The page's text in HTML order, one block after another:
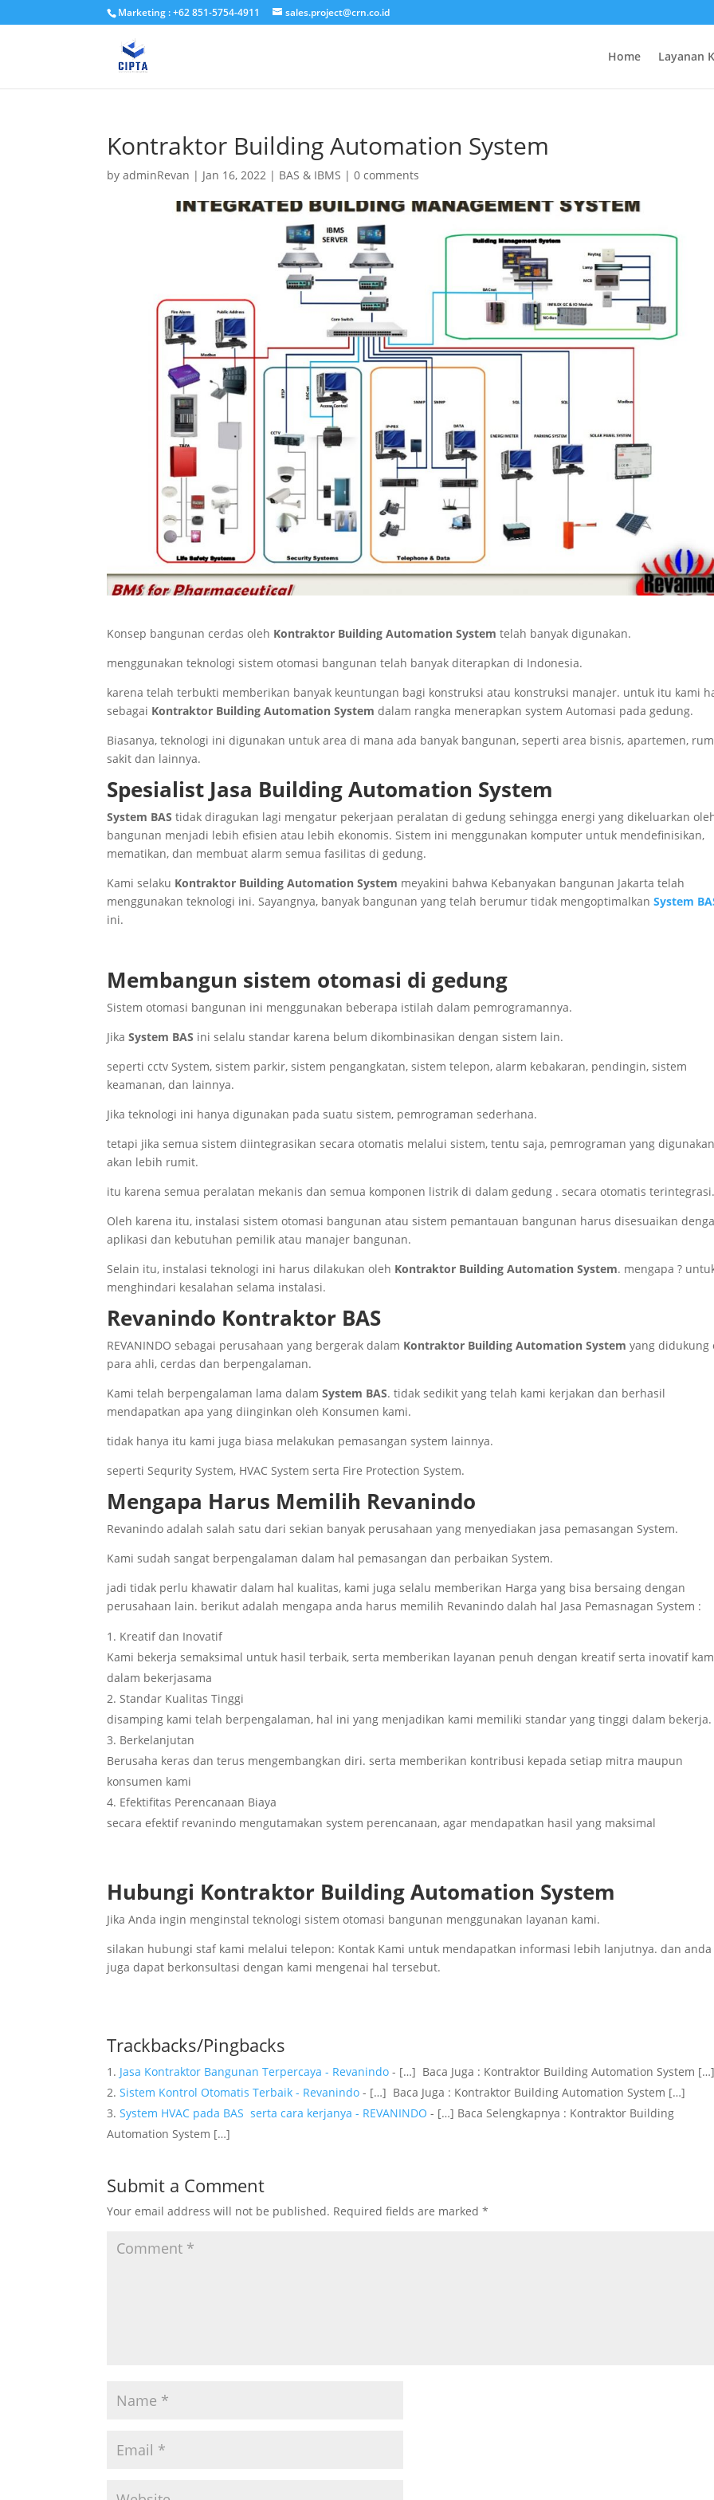
Marketing : +62 851-5754-4911 sales.project@crn.co.id
Home Layanan
Kontraktor Building Automation System
byadminRevan | Jan 16, 2022 | BAS & IBMS |0 comments
Konsep bangunan cerdas oleh Kontraktor Building Automation Systemtelah banyak digunakan.
menggunakan teknologi sistem otomasi bangunan telah banyak diterapkan di Indonesia.
karena telah terbukti memberikan banyak keuntungan bagi konstruksi atau konstruksi manajer. untuk itu kami
sebagai Kontraktor Building Automation System dalam rangka menerapkan system Automasi pada gedung.
Biasanya, teknologi ini digunakan untuk area di mana ada banyak bangunan, seperti area bisnis, apartemen,
sakit dan lainnya.
Spesialist Jasa Building Automation System
System BAS tidak diragukan lagi mengatur pekerjaan peralatan di gedung sehingga energi yang dikeluarkan
bangunan menjadi lebih efisien atau lebih ekonomis. Sistem ini menggunakan komputer untuk mendefinisikan,
mematikan, dan membuat alarm semua fasilitas di gedung.
Kami selaku Kontraktor Building Automation System meyakini bahwa Kebanyakan bangunan Jakarta telah
menggunakan teknologi ini. Sayangnya, banyak bangunan yang telah berumur tidak mengoptimalkanSystem
ini.
Membangun sistem otomasi di gedung
Sistem otomasi bangunan ini menggunakan beberapa istilah dalam pemrogramannya.
JikaSystem BAS ini selalu standar karena belum dikombinasikan dengan sistem lain.
seperti cctv System, sistem parkir, sistem pengangkatan, sistem telepon, alarm kebakaran, pendingin, sistem
keamanan, dan lainnya.
Jika teknologi ini hanya digunakan pada suatu sistem, pemrograman sederhana.
tetapi jika semua sistem diintegrasikan secara otomatis melalui sistem, tentu saja, pemrograman yang
akan lebih rumit.
itu karena semua peralatan mekanis dan semua komponen listrik di dalam gedung . secara otomatis
Oleh karena itu, instalasi sistem otomasi bangunan atau sistem pemantauan bangunan harus disesuaikan
aplikasi dan kebutuhan pemilik atau manajer bangunan.
Selain itu, instalasi teknologi ini harus dilakukan oleh Kontraktor Building Automation System. mengapa ?
menghindari kesalahan selama instalasi.
Revanindo Kontraktor BAS
REVANINDO sebagai perusahaan yang bergerak dalam Kontraktor Building Automation System yang didukung
para ahli, cerdas dan berpengalaman.
Kami telah berpengalaman lama dalamSystem BAS. tidak sedikit yang telah kami kerjakan dan berhasil
mendapatkan apa yang diinginkan oleh Konsumen kami.
tidak hanya itu kami juga biasa melakukan pemasangan system lainnya.
seperti Sequrity System, HVAC System serta Fire Protection System.
Mengapa Harus Memilih Revanindo
Revanindo adalah salah satu dari sekian banyak perusahaan yang menyediakan jasa pemasangan System.
Kami sudah sangat berpengalaman dalam hal pemasangan dan perbaikan System.
jadi tidak perlu khawatir dalam hal kualitas, kami juga selalu memberikan Harga yang bisa bersaing dengan
perusahaan lain. berikut adalah mengapa anda harus memilih Revanindo dalah hal Jasa Pemasnagan System :
Kreatif dan Inovatif
Kami bekerja semaksimal untuk hasil terbaik, serta memberikan layanan penuh dengan kreatif serta inovatif
dalam bekerjasama
Standar Kualitas Tinggi
disamping kami telah berpengalaman, hal ini yang menjadikan kami memiliki standar yang tinggi dalam bekerja.
Berkelanjutan
Berusaha keras dan terus mengembangkan diri. serta memberikan kontribusi kepada setiap mitra maupun
konsumen kami
Efektifitas Perencanaan Biaya
secara efektif revanindo mengutamakan system perencanaan, agar mendapatkan hasil yang maksimal
Hubungi Kontraktor Building Automation System
Jika Anda ingin menginstal teknologi sistem otomasi bangunan menggunakan layanan kami.
silakan hubungi staf kami melalui telepon: Kontak Kami untuk mendapatkan informasi lebih lanjutnya. dan anda
juga dapat berkonsultasi dengan kami mengenai hal tersebut.
Trackbacks/Pingbacks
Jasa Kontraktor Bangunan Terpercaya - Revanindo - […] Baca Juga : Kontraktor Building Automation System
Sistem Kontrol Otomatis Terbaik - Revanindo - […] Baca Juga : Kontraktor Building Automation System […]
System HVAC pada BAS serta cara kerjanya - REVANINDO - […] Baca Selengkapnya : Kontraktor Building
Automation System […]
Submit a Comment
Your email address will not be published. Required fields are marked*